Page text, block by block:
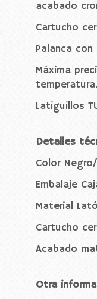
acabado
Cartucho
Palanca
Máxima
temperatura.
Latiguillos
Detalles
Color
Embalaje
Material
Cartucho
Acabado
Otra